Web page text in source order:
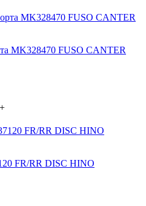
MK328470 FUSO CANTER
+
FR/RR DISC HINO